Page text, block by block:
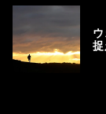
捉